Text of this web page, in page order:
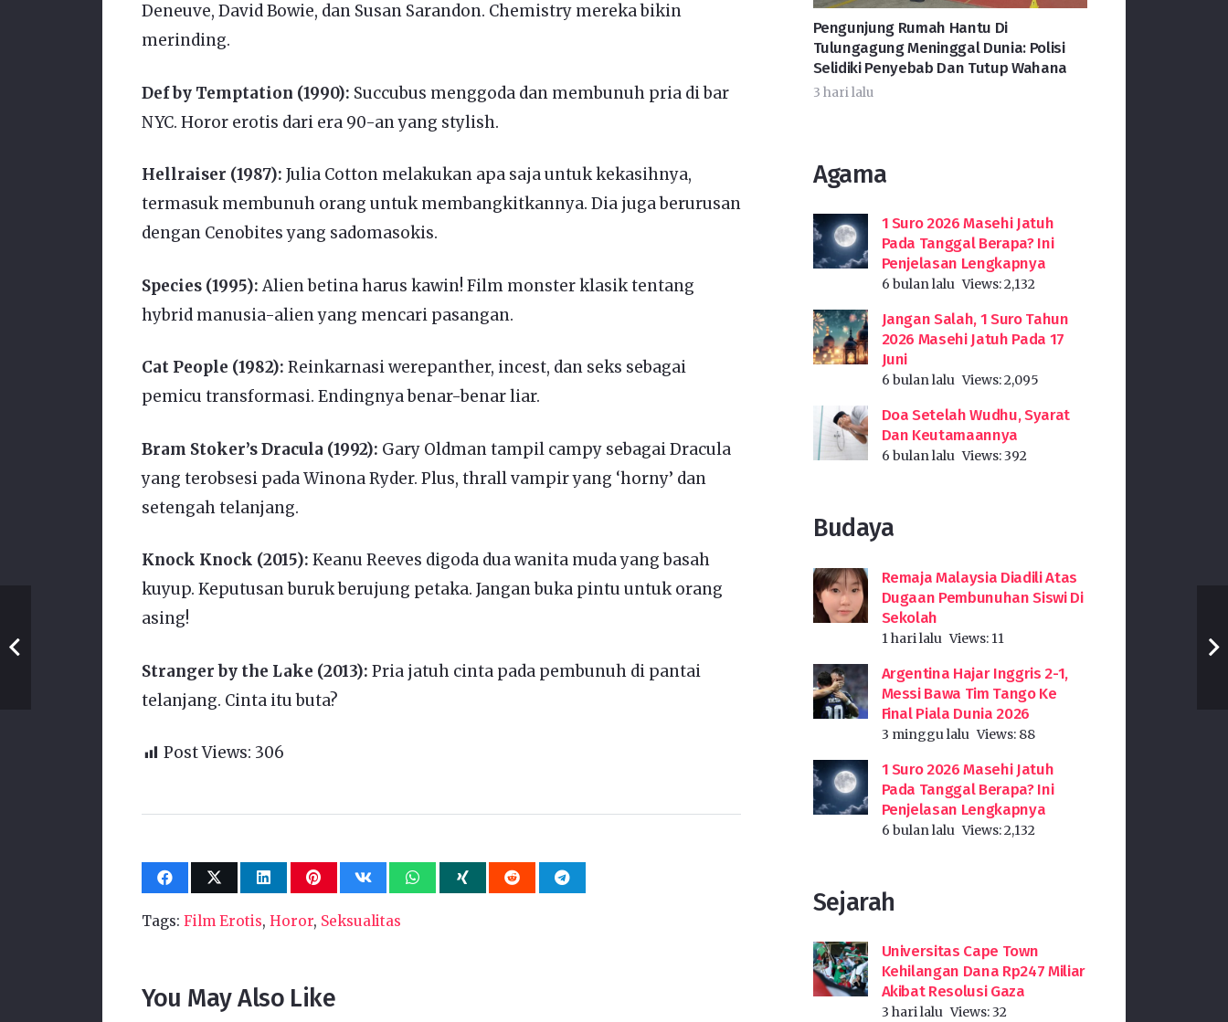
Deneuve, David Bowie, dan Susan Sarandon. Chemistry mereka bikin
merinding.
Def by Temptation (1990): Succubus menggoda dan membunuh pria di bar
NYC. Horor erotis dari era 90-an yang stylish.
Hellraiser (1987): Julia Cotton melakukan apa saja untuk kekasihnya,
termasuk membunuh orang untuk membangkitkannya. Dia juga berurusan
dengan Cenobites yang sadomasokis.
Species (1995):Alien betina harus kawin! Film monster klasik tentang
hybrid manusia-alien yang mencari pasangan.
Cat People (1982): Reinkarnasi werepanther, incest, dan seks sebagai
pemicu transformasi. Endingnya benar-benar liar.
Bram Stoker’s Dracula (1992): Gary Oldman tampil campy sebagai Dracula
yang terobsesi pada Winona Ryder. Plus, thrall vampir yang ‘horny’ dan
setengah telanjang.
Knock Knock (2015): Keanu Reeves digoda dua wanita muda yang basah
kuyup. Keputusan buruk berujung petaka. Jangan buka pintu untuk orang
asing!
Stranger by the Lake (2013): Pria jatuh cinta pada pembunuh di pantai
telanjang. Cinta itu buta?
Post Views: 306
Tags: Film Erotis, Horor, Seksualitas
You May Also Like
Pengunjung Rumah Hantu Di
Tulungagung Meninggal Dunia: Polisi
Selidiki Penyebab Dan Tutup Wahana
3 hari lalu
Agama
1 Suro 2026 Masehi Jatuh
Pada Tanggal Berapa? Ini
Penjelasan Lengkapnya
6 bulan lalu Views:2,132
Jangan Salah, 1 Suro Tahun
2026 Masehi Jatuh Pada 17
Juni
6 bulan lalu Views:2,095
Doa Setelah Wudhu, Syarat
Dan Keutamaannya
6 bulan lalu Views:392
Budaya
Remaja Malaysia Diadili Atas
Dugaan Pembunuhan Siswi Di
Sekolah
1 hari lalu Views: 11
Argentina Hajar Inggris 2-1,
Messi Bawa Tim Tango Ke
Final Piala Dunia 2026
3 minggu lalu Views: 88
1 Suro 2026 Masehi Jatuh
Pada Tanggal Berapa? Ini
Penjelasan Lengkapnya
6 bulan lalu Views:2,132
Sejarah
Universitas Cape Town
Kehilangan Dana Rp247 Miliar
Akibat Resolusi Gaza
3 hari lalu Views:32